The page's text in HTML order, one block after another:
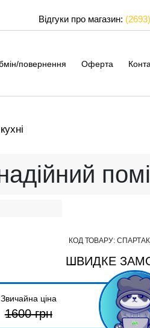
Відгуки про магазин: (2693)
повернення Оферта
КОД ТОВАРУ:
ШВИДКЕ
Звичайна ціна
1600грн